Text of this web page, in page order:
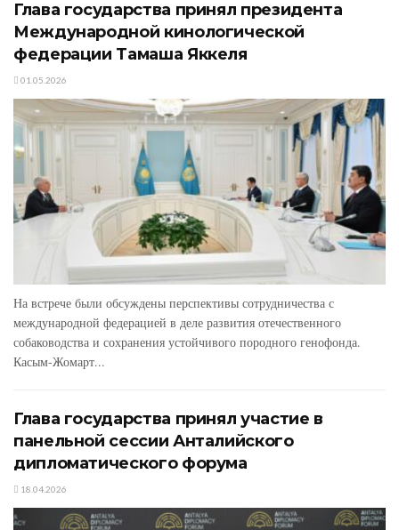
Глава государства принял президента
Международной кинологической
федерации Тамаша Яккеля
01.05.2026
На встрече были обсуждены перспективы сотрудничества с
международной федерацией в деле развития отечественного
собаководства и сохранения устойчивого породного генофонда.
Касым-Жомарт...
Глава государства принял участие в
панельной сессии Анталийского
дипломатического форума
18.04.2026